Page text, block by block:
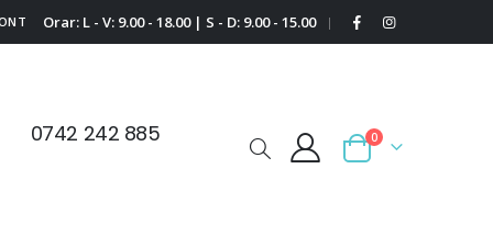
Orar: L - V: 9.00 - 18.00 | S - D: 9.00 - 15.00 |
0742 242 885
Cart
0